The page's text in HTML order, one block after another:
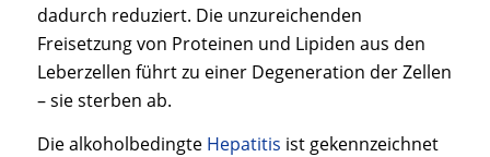
dadurch reduziert. Die unzureichenden
Freisetzung von Proteinen und Lipiden aus den
Leberzellen führt zu einer Degeneration der Zellen
– sie sterben ab.
Die alkoholbedingte Hepatitis ist gekennzeichnet